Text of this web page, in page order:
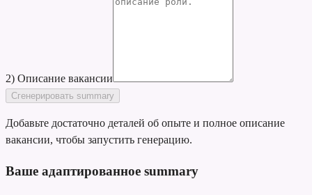
2) Описание вакансии
Сгенерировать summary
Добавьте достаточно деталей об опыте и полное описание
вакансии, чтобы запустить генерацию.
Ваше адаптированное summary